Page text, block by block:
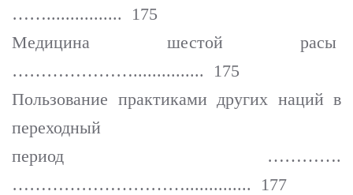
……................ 175
Медицина шестой расы
…………………............... 175
Пользование практиками других наций в
переходный
период ………….
………………………….............. 177